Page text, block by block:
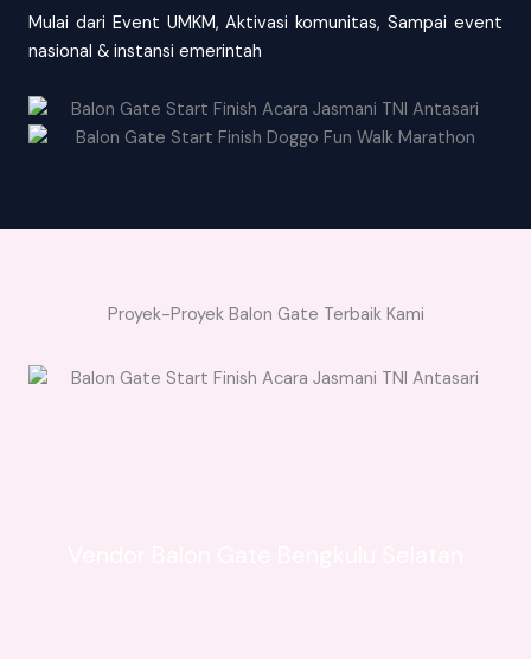
Mulai dari Event UMKM, Aktivasi komunitas, Sampai event
nasional & instansi emerintah
Proyek-Proyek Balon Gate Terbaik Kami